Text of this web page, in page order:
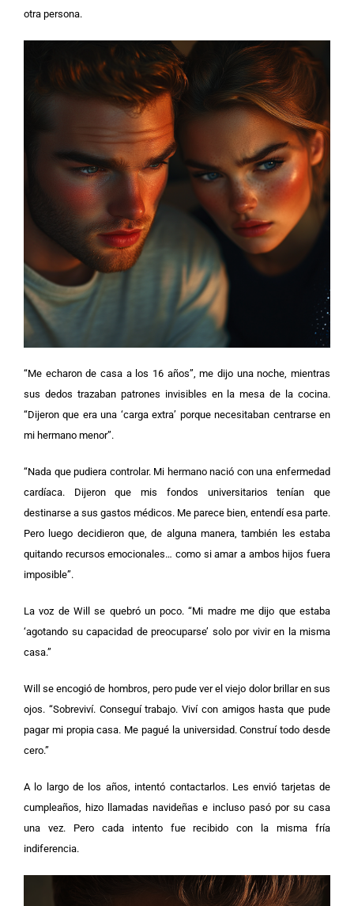
otra persona.
“Me echaron de casa a los 16 años”, me dijo una noche, mientras
sus dedos trazaban patrones invisibles en la mesa de la cocina.
“Dijeron que era una ‘carga extra’ porque necesitaban centrarse en
mi hermano menor”.
“Nada que pudiera controlar. Mi hermano nació con una enfermedad
cardíaca. Dijeron que mis fondos universitarios tenían que
destinarse a sus gastos médicos. Me parece bien, entendí esa parte.
Pero luego decidieron que, de alguna manera, también les estaba
quitando recursos emocionales… como si amar a ambos hijos fuera
imposible”.
La voz de Will se quebró un poco. “Mi madre me dijo que estaba
‘agotando su capacidad de preocuparse’ solo por vivir en la misma
casa.”
Will se encogió de hombros, pero pude ver el viejo dolor brillar en sus
ojos. “Sobreviví. Conseguí trabajo. Viví con amigos hasta que pude
pagar mi propia casa. Me pagué la universidad. Construí todo desde
cero.”
A lo largo de los años, intentó contactarlos. Les envió tarjetas de
cumpleaños, hizo llamadas navideñas e incluso pasó por su casa
una vez. Pero cada intento fue recibido con la misma fría
indiferencia.